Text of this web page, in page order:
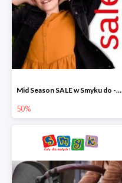
Mid Season SALE w Smyku do -50%
50%